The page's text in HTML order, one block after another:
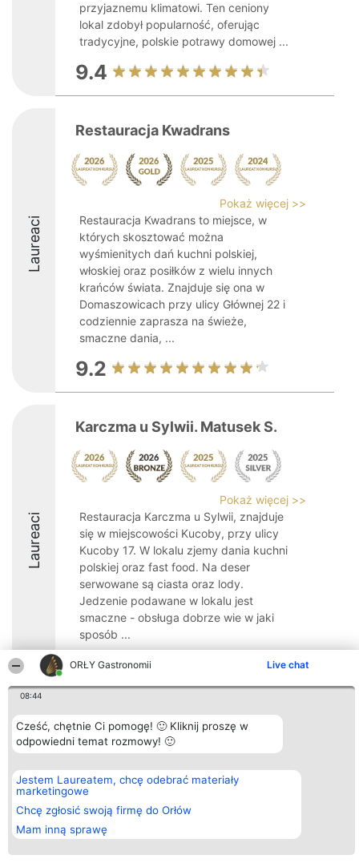
ORŁY Gastronomii Live chat
08:44
Cześć, chętnie Ci pomogę! 🙂 Kliknij proszę w
odpowiedni temat rozmowy! 🙂
Jestem Laureatem, chcę odebrać materiały
marketingowe
Chcę zgłosić swoją firmę do Orłów
Mam inną sprawę
przyjaznemu klimatowi. Ten ceniony
lokal zdobył popularność, oferując
tradycyjne, polskie potrawy domowej ...
9.4
Laureaci
Restauracja Kwadrans
Pokaż więcej >>
Restauracja Kwadrans to miejsce, w
których skosztować można
wyśmienitych dań kuchni polskiej,
włoskiej oraz posiłków z wielu innych
krańców świata. Znajduje się ona w
Domaszowicach przy ulicy Głównej 22 i
codziennie zaprasza na świeże,
smaczne dania, ...
9.2
Laureaci
Karczma u Sylwii. Matusek S.
Pokaż więcej >>
Restauracja Karczma u Sylwii, znajduje
się w miejscowości Kucoby, przy ulicy
Kucoby 17. W lokalu zjemy dania kuchni
polskiej oraz fast food. Na deser
serwowane są ciasta oraz lody.
Jedzenie podawane w lokalu jest
smaczne - obsługa dobrze wie w jaki
sposób ...
8.8
Organizator plebiscytu
Bright Side Solutions sp. z o.
o. sp. k.
ul. Ruska 22
Wrocław 50-079
KRS 0000749100 | Regon
381313360 | NIP 8943132676
+48 508 492 400
Plebiscyt
Laureaci
Lista
wszystkich
Laureatów
Zasady
Polityka
Prywatności
Kontakt
Kontakt